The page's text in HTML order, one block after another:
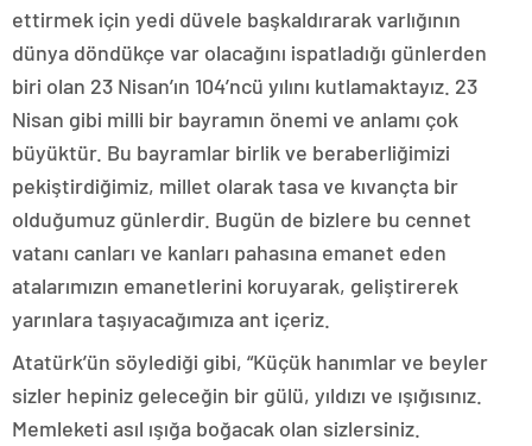
ettirmek için yedi düvele başkaldırarak varlığının
dünya döndükçe var olacağını ispatladığı günlerden
biri olan 23 Nisan’ın 104’ncü yılını kutlamaktayız. 23
Nisan gibi milli bir bayramın önemi ve anlamı çok
büyüktür. Bu bayramlar birlik ve beraberliğimizi
pekiştirdiğimiz, millet olarak tasa ve kıvançta bir
olduğumuz günlerdir. Bugün de bizlere bu cennet
vatanı canları ve kanları pahasına emanet eden
atalarımızın emanetlerini koruyarak, geliştirerek
yarınlara taşıyacağımıza ant içeriz.
Atatürk’ün söylediği gibi, “Küçük hanımlar ve beyler
sizler hepiniz geleceğin bir gülü, yıldızı ve ışığısınız.
Memleketi asıl ışığa boğacak olan sizlersiniz.